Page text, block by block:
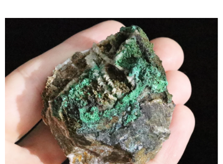
KRYSTALY
ČLÁNKY
NALEZIŠTĚ
NÁŠ PŘÍBĚH
VIDEOGALERIE